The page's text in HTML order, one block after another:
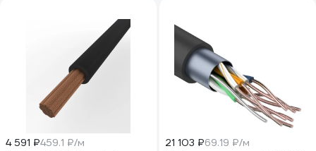
4 591 ₽459.1 ₽/м
21 103 ₽69.19 ₽/м